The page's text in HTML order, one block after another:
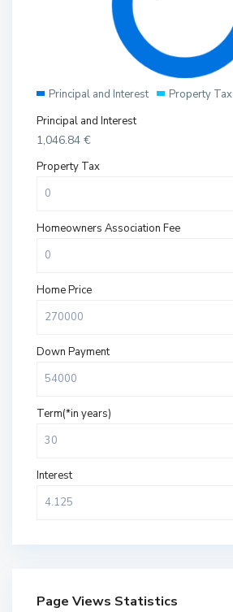
Principal and Interest Property Tax
Principal and Interest
1,046.84 €
Property Tax
Homeowners Association Fee
Home Price
Down Payment
Term(*in years)
Interest
Page Views Statistics